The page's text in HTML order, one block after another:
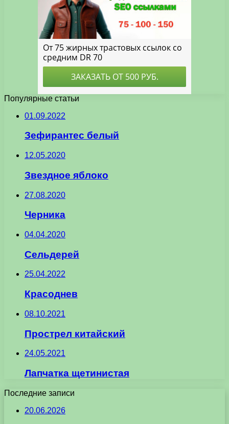
Популярные статьи
01.09.2022
Зефирантес белый
12.05.2020
Звездное яблоко
27.08.2020
Черника
04.04.2020
Сельдерей
25.04.2022
Красоднев
08.10.2021
Прострел китайский
24.05.2021
Лапчатка щетинистая
Последние записи
20.06.2026